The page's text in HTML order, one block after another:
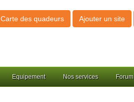
Carte des quadeurs Ajouter un site
Equipement Nos services Forum